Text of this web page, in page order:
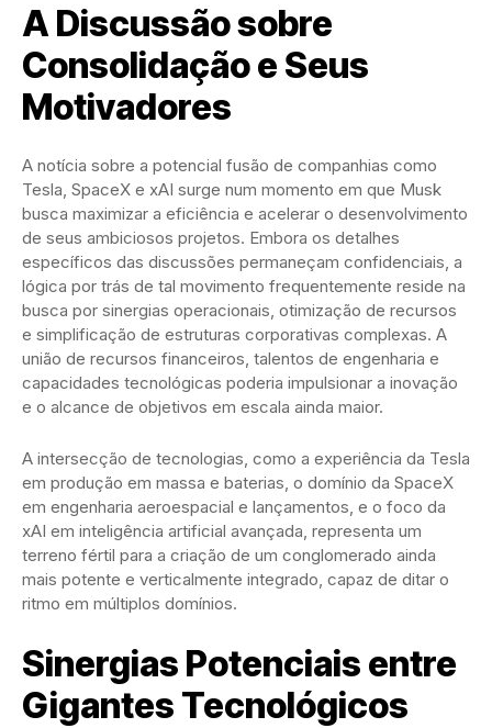
A Discussão sobre
Consolidação e Seus
Motivadores
A notícia sobre a potencial fusão de companhias como
Tesla, SpaceX e xAI surge num momento em que Musk
busca maximizar a eficiência e acelerar o desenvolvimento
de seus ambiciosos projetos. Embora os detalhes
específicos das discussões permaneçam confidenciais, a
lógica por trás de tal movimento frequentemente reside na
busca por sinergias operacionais, otimização de recursos
e simplificação de estruturas corporativas complexas. A
união de recursos financeiros, talentos de engenharia e
capacidades tecnológicas poderia impulsionar a inovação
e o alcance de objetivos em escala ainda maior.
A intersecção de tecnologias, como a experiência da Tesla
em produção em massa e baterias, o domínio da SpaceX
em engenharia aeroespacial e lançamentos, e o foco da
xAI em inteligência artificial avançada, representa um
terreno fértil para a criação de um conglomerado ainda
mais potente e verticalmente integrado, capaz de ditar o
ritmo em múltiplos domínios.
Sinergias Potenciais entre
Gigantes Tecnológicos